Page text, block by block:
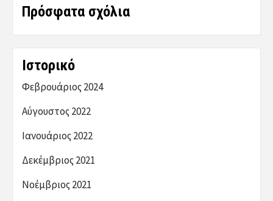
Πρόσφατα σχόλια
Ιστορικό
Φεβρουάριος 2024
Αύγουστος 2022
Ιανουάριος 2022
Δεκέμβριος 2021
Νοέμβριος 2021